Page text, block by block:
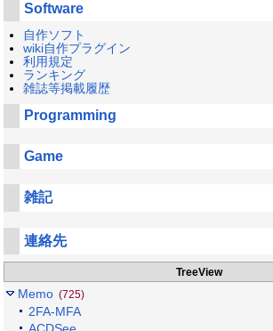
Software
自作ソフト
wiki自作プラグイン
利用規定
ランキング
雑誌等掲載履歴
Programming
Game
雑記
連絡先
TreeView
Memo (725)
2FA-MFA